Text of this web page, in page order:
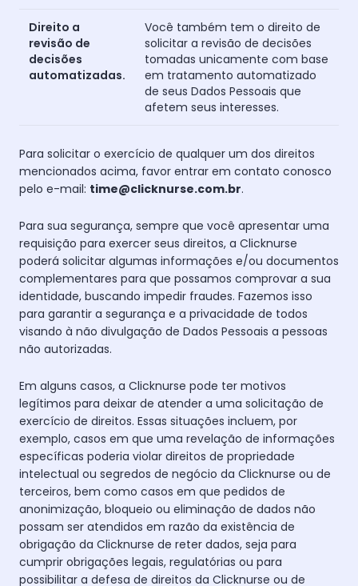
Direito a
revisão de
decisões
automatizadas.
Você também tem o direito de
solicitar a revisão de decisões
tomadas unicamente com base
em tratamento automatizado
de seus Dados Pessoais que
afetem seus interesses.
Para solicitar o exercício de qualquer um dos direitos
mencionados acima, favor entrar em contato conosco
pelo e-mail: time@clicknurse.com.br.
Para sua segurança, sempre que você apresentar uma
requisição para exercer seus direitos, a Clicknurse
poderá solicitar algumas informações e/ou documentos
complementares para que possamos comprovar a sua
identidade, buscando impedir fraudes. Fazemos isso
para garantir a segurança e a privacidade de todos
visando à não divulgação de Dados Pessoais a pessoas
não autorizadas.
Em alguns casos, a Clicknurse pode ter motivos
legítimos para deixar de atender a uma solicitação de
exercício de direitos. Essas situações incluem, por
exemplo, casos em que uma revelação de informações
específicas poderia violar direitos de propriedade
intelectual ou segredos de negócio da Clicknurse ou de
terceiros, bem como casos em que pedidos de
anonimização, bloqueio ou eliminação de dados não
possam ser atendidos em razão da existência de
obrigação da Clicknurse de reter dados, seja para
cumprir obrigações legais, regulatórias ou para
possibilitar a defesa de direitos da Clicknurse ou de